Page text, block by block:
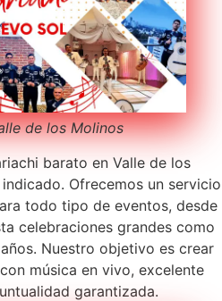
de los Molinos
barato en Valle de los
Ofrecemos un servicio
todo tipo de eventos, desde
celebraciones grandes como
Nuestro objetivo es crear
música en vivo, excelente
garantizada.